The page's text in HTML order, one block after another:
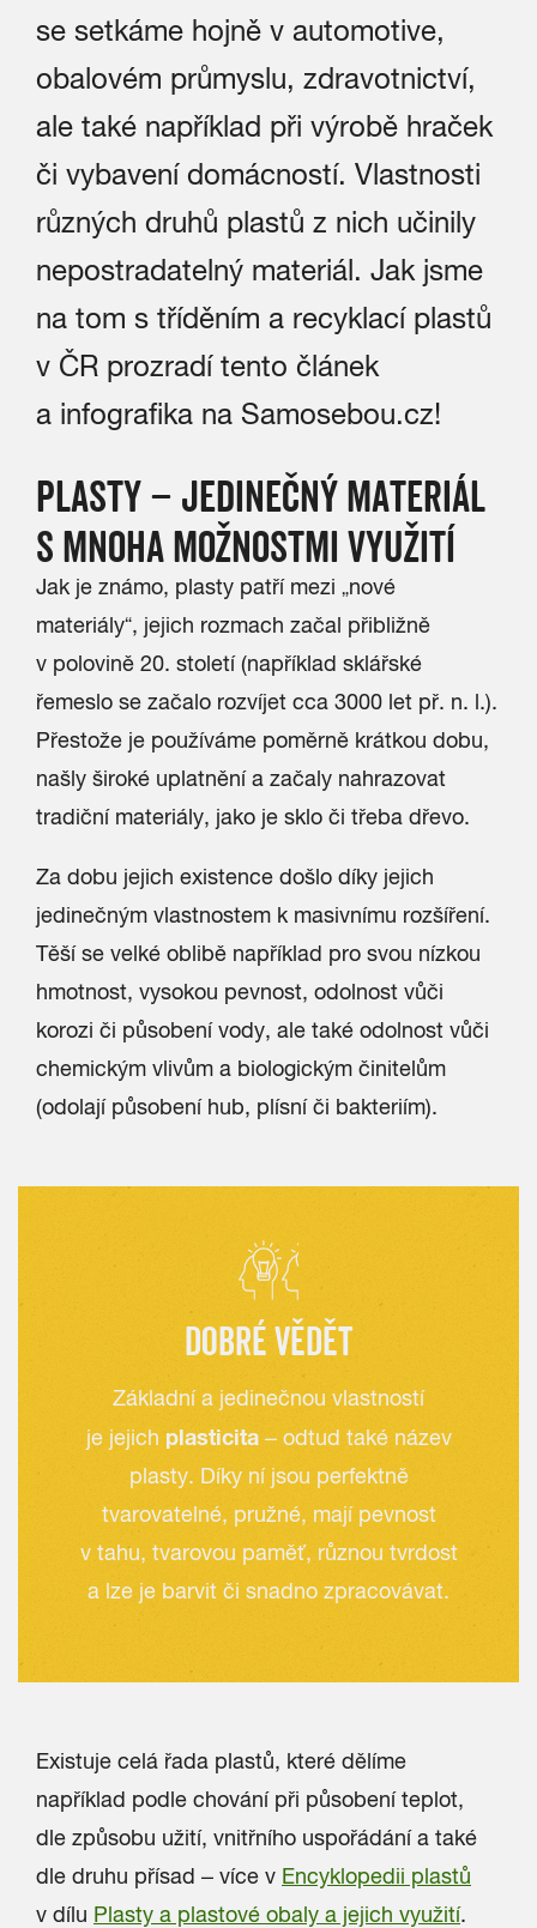
se setkáme hojně v automotive,
obalovém průmyslu, zdravotnictví,
ale také například při výrobě hraček
či vybavení domácností. Vlastnosti
různých druhů plastů z nich učinily
nepostradatelný materiál. Jak jsme
na tom s tříděním a recyklací plastů
v ČR prozradí tento článek
a infografika na Samosebou.cz!
PLASTY – JEDINEČNÝ MATERIÁL
S MNOHA MOŽNOSTMI VYUŽITÍ
Jak je známo, plasty patří mezi „nové
materiály“, jejich rozmach začal přibližně
v polovině 20. století (například sklářské
řemeslo se začalo rozvíjet cca 3000 let př. n. l.).
Přestože je používáme poměrně krátkou dobu,
našly široké uplatnění a začaly nahrazovat
tradiční materiály, jako je sklo či třeba dřevo.
Za dobu jejich existence došlo díky jejich
jedinečným vlastnostem k masivnímu rozšíření.
Těší se velké oblibě například pro svou nízkou
hmotnost, vysokou pevnost, odolnost vůči
korozi či působení vody, ale také odolnost vůči
chemickým vlivům a biologickým činitelům
(odolají působení hub, plísní či bakteriím).
DOBRÉ VĚDĚT
Základní a jedinečnou vlastností
je jejich plasticita– odtud také název
plasty. Díky ní jsou perfektně
tvarovatelné, pružné, mají pevnost
v tahu, tvarovou paměť, různou tvrdost
a lze je barvit či snadno zpracovávat.
Existuje celá řada plastů, které dělíme
například podle chování při působení teplot,
dle způsobu užití, vnitřního uspořádání a také
dle druhu přísad – více v Encyklopedii plastů
v dílu Plasty a plastové obaly a jejich využití.